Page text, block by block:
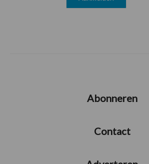
Abonneren
Contact